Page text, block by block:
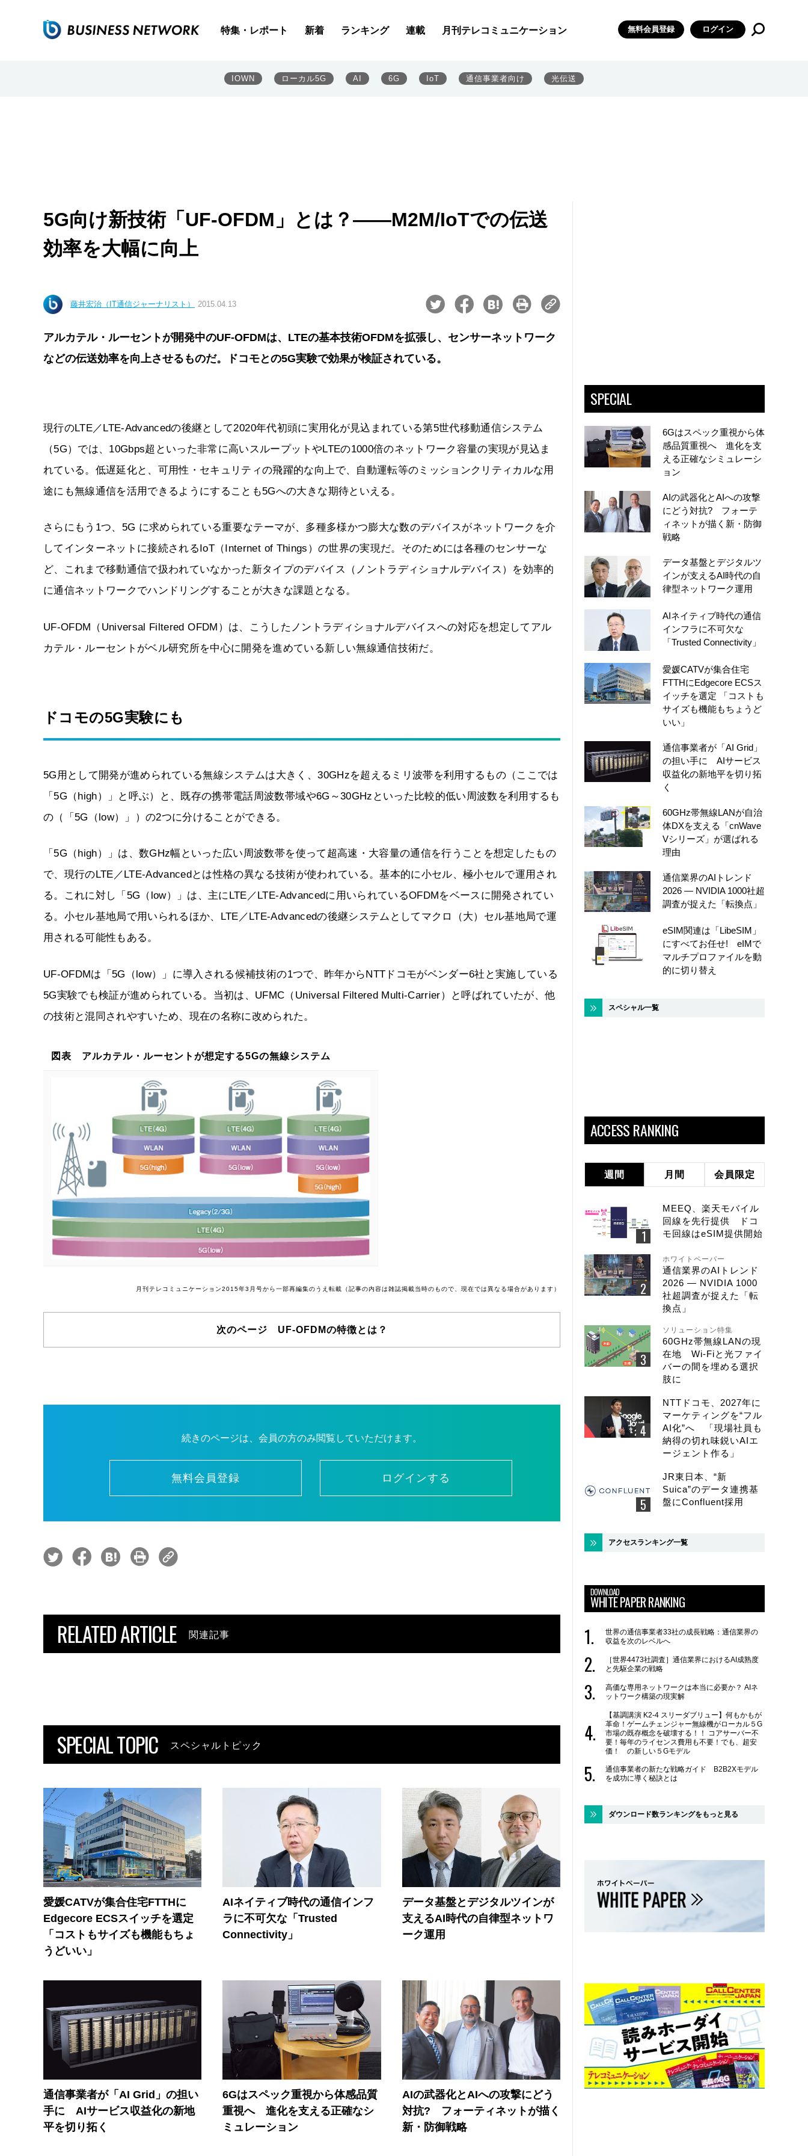
特集・レポート 新着 ランキング 連載 月刊テレコミュニケーション 無料会員登録 ログイン
IOWN ローカル5G AI 6G IoT 通信事業者向け 光伝送
5G向け新技術「UF-OFDM」とは？――M2M/IoTでの伝送
効率を大幅に向上
藤井宏治（IT通信ジャーナリスト） 2015.04.13
アルカテル・ルーセントが開発中のUF-OFDMは、LTEの基本技術OFDMを拡張し、センサーネットワーク
などの伝送効率を向上させるものだ。ドコモとの5G実験で効果が検証されている。
現行のLTE／LTE-Advancedの後継として2020年代初頭に実用化が見込まれている第5世代移動通信システム
（5G）では、10Gbps超といった非常に高いスループットやLTEの1000倍のネットワーク容量の実現が見込ま
れている。低遅延化と、可用性・セキュリティの飛躍的な向上で、自動運転等のミッションクリティカルな用
途にも無線通信を活用できるようにすることも5Gへの大きな期待といえる。
さらにもう1つ、5G に求められている重要なテーマが、多種多様かつ膨大な数のデバイスがネットワークを介
してインターネットに接続されるIoT（Internet of Things）の世界の実現だ。そのためには各種のセンサーな
ど、これまで移動通信で扱われていなかった新タイプのデバイス（ノントラディショナルデバイス）を効率的
に通信ネットワークでハンドリングすることが大きな課題となる。
UF-OFDM（Universal Filtered OFDM）は、こうしたノントラディショナルデバイスへの対応を想定してアル
カテル・ルーセントがベル研究所を中心に開発を進めている新しい無線通信技術だ。
ドコモの5G実験にも
5G用として開発が進められている無線システムは大きく、30GHzを超えるミリ波帯を利用するもの（ここでは
「5G（high）」と呼ぶ）と、既存の携帯電話周波数帯域や6G～30GHzといった比較的低い周波数を利用するも
の（「5G（low）」）の2つに分けることができる。
「5G（high）」は、数GHz幅といった広い周波数帯を使って超高速・大容量の通信を行うことを想定したもの
で、現行のLTE／LTE-Advancedとは性格の異なる技術が使われている。基本的に小セル、極小セルで運用され
る。これに対し「5G（low）」は、主にLTE／LTE-Advancedに用いられているOFDMをベースに開発されてい
る。小セル基地局で用いられるほか、LTE／LTE-Advancedの後継システムとしてマクロ（大）セル基地局で運
用される可能性もある。
UF-OFDMは「5G（low）」に導入される候補技術の1つで、昨年からNTTドコモがベンダー6社と実施している
5G実験でも検証が進められている。当初は、UFMC（Universal Filtered Multi-Carrier）と呼ばれていたが、他
の技術と混同されやすいため、現在の名称に改められた。
図表 アルカテル・ルーセントが想定する5Gの無線システム
月刊テレコミュニケーション2015年3月号から一部再編集のうえ転載（記事の内容は雑誌掲載当時のもので、現在では異なる場合があります）
次のページ UF-OFDMの特徴とは？
続きのページは、会員の方のみ閲覧していただけます。
無料会員登録 ログインする
RELATED ARTICLE 関連記事
SPECIAL TOPIC スペシャルトピック
愛媛CATVが集合住宅FTTHに
Edgecore ECSスイッチを選定
「コストもサイズも機能もちょ
うどいい」
AIネイティブ時代の通信インフ
ラに不可欠な「Trusted
Connectivity」
データ基盤とデジタルツインが
支えるAI時代の自律型ネットワ
ーク運用
通信事業者が「AI Grid」の担い
手に AIサービス収益化の新地
平を切り拓く
6Gはスペック重視から体感品質
重視へ 進化を支える正確なシ
ミュレーション
AIの武器化とAIへの攻撃にどう
対抗? フォーティネットが描く
新・防御戦略
SPECIAL
6Gはスペック重視から体
感品質重視へ 進化を支
える正確なシミュレーシ
ョン
AIの武器化とAIへの攻撃
にどう対抗? フォーテ
ィネットが描く新・防御
戦略
データ基盤とデジタルツ
インが支えるAI時代の自
律型ネットワーク運用
AIネイティブ時代の通信
インフラに不可欠な
「Trusted Connectivity」
愛媛CATVが集合住宅
FTTHにEdgecore ECSス
イッチを選定 「コストも
サイズも機能もちょうど
いい」
通信事業者が「AI Grid」
の担い手に AIサービス
収益化の新地平を切り拓
く
60GHz帯無線LANが自治
体DXを支える「cnWave
Vシリーズ」が選ばれる
理由
通信業界のAIトレンド
2026 ― NVIDIA 1000社超
調査が捉えた「転換点」
eSIM関連は「LibeSIM」
にすべてお任せ! eIMで
マルチプロファイルを動
的に切り替え
スペシャル一覧
ACCESS RANKING
週間 月間 会員限定
MEEQ、楽天モバイル
回線を先行提供 ドコ
モ回線はeSIM提供開始
ホワイトペーパー
通信業界のAIトレンド
2026 ― NVIDIA 1000
社超調査が捉えた「転
換点」
ソリューション特集
60GHz帯無線LANの現
在地 Wi-Fiと光ファイ
バーの間を埋める選択
肢に
NTTドコモ、2027年に
マーケティングを“フル
AI化”へ 「現場社員も
納得の切れ味鋭いAIエ
ージェント作る」
JR東日本、“新
Suica”のデータ連携基
盤にConfluent採用
アクセスランキング一覧
DOWNLOAD
WHITE PAPER RANKING
世界の通信事業者33社の成長戦略：通信業界の
収益を次のレベルへ
［世界4473社調査］通信業界におけるAI成熟度
と先駆企業の戦略
高価な専用ネットワークは本当に必要か？ AIネ
ットワーク構築の現実解
【基調講演 K2-4 スリーダブリュー】何もかもが
革命！ゲームチェンジャー無線機がローカル５G
市場の既存概念を破壊する！！ コアサーバー不
要！毎年のライセンス費用も不要！でも、超安
価！ の新しい５Gモデル
通信事業者の新たな戦略ガイド B2B2Xモデル
を成功に導く秘訣とは
ダウンロード数ランキングをもっと見る